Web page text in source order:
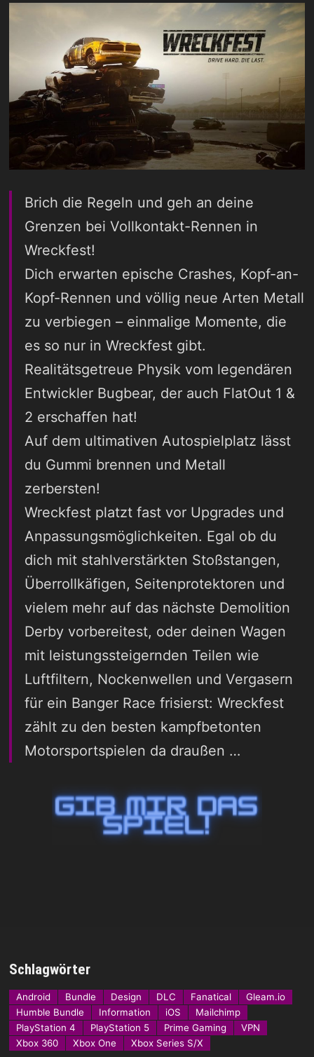
Brich die Regeln und geh an deine
Grenzen bei Vollkontakt-Rennen in
Wreckfest!
Dich erwarten epische Crashes, Kopf-an-
Kopf-Rennen und völlig neue Arten Metall
zu verbiegen – einmalige Momente, die
es so nur in Wreckfest gibt.
Realitätsgetreue Physik vom legendären
Entwickler Bugbear, der auch FlatOut 1 &
2 erschaffen hat!
Auf dem ultimativen Autospielplatz lässt
du Gummi brennen und Metall
zerbersten!
Wreckfest platzt fast vor Upgrades und
Anpassungsmöglichkeiten. Egal ob du
dich mit stahlverstärkten Stoßstangen,
Überrollkäfigen, Seitenprotektoren und
vielem mehr auf das nächste Demolition
Derby vorbereitest, oder deinen Wagen
mit leistungssteigernden Teilen wie
Luftfiltern, Nockenwellen und Vergasern
für ein Banger Race frisierst: Wreckfest
zählt zu den besten kampfbetonten
Motorsportspielen da draußen …
Schlagwörter
Android Bundle Design DLC Fanatical
Gleam.io
Humble Bundle
Information iOS
Mailchimp
PlayStation 4
PlayStation 5 Prime Gaming
VPN
Xbox 360
Xbox One Xbox Series S/X